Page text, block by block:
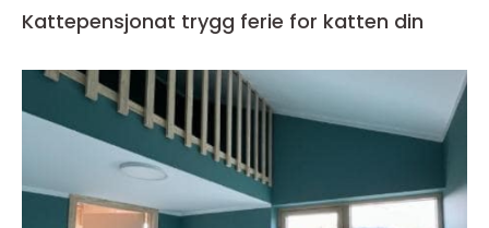
Kattepensjonat trygg ferie for katten din